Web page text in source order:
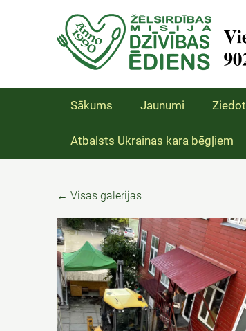
Sākums Jaunumi Ziedot
Atbalsts Ukrainas kara bēgļiem
Visas galerijas